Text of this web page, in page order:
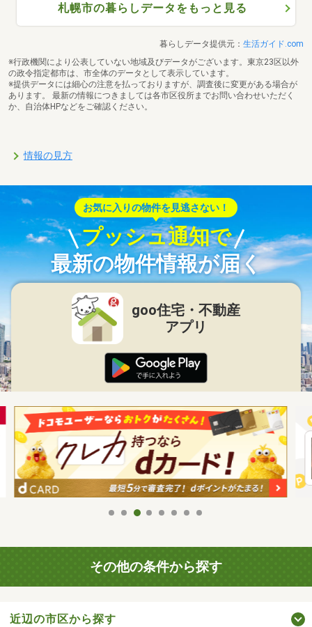
札幌市の暮らしデータをもっと見る
暮らしデータ提供元： 生活ガイド.com
※行政機関により公表していない地域及びデータがございます。東京23区以外
の政令指定都市は、市全体のデータとして表示しています。
※提供データには細心の注意を払っておりますが、調査後に変更がある場合が
あります。 最新の情報につきましては各市区役所までお問い合わせいただく
か、自治体HPなどをご確認ください。
情報の見方
お気に入りの物件を見逃さない！
プッシュ通知で
最新の物件情報が届く
goo住宅・不動産
アプリ
その他の条件から探す
近辺の市区から探す